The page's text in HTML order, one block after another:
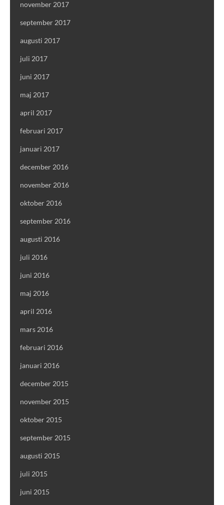
november 2017
september 2017
augusti 2017
juli 2017
juni 2017
maj 2017
april 2017
februari 2017
januari 2017
december 2016
november 2016
oktober 2016
september 2016
augusti 2016
juli 2016
juni 2016
maj 2016
april 2016
mars 2016
februari 2016
januari 2016
december 2015
november 2015
oktober 2015
september 2015
augusti 2015
juli 2015
juni 2015